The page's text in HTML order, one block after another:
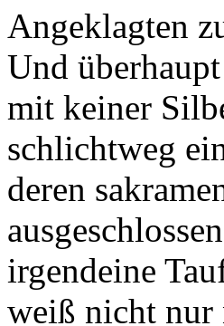
Angeklagten
Und
mit keiner
schlichtweg
deren
irgendeine
weiß nicht nur